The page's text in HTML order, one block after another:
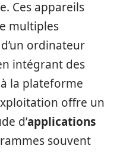
Ces appareils
multiples
ordinateur
intégrant des
la plateforme
offre un
d’applications
souvent